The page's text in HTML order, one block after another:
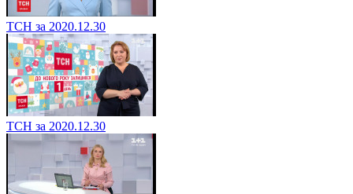
ТСН за 2020.12.30
ТСН за 2020.12.30